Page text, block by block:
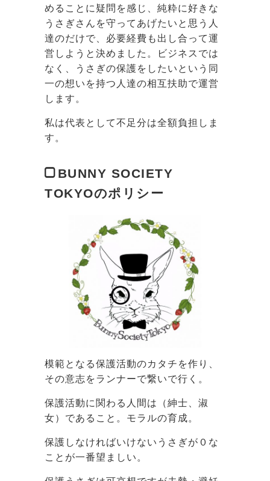
めることに疑問を感じ、純粋に好きな
うさぎさんを守ってあげたいと思う人
達のだけで、必要経費も出し合って運
営しようと決めました。ビジネスでは
なく、うさぎの保護をしたいという同
一の想いを持つ人達の相互扶助で運営
します。
私は代表として不足分は全額負担しま
す。
BUNNY SOCIETY
TOKYOのポリシー
模範となる保護活動のカタチを作り、
その意志をランナーで繋いで行く。
保護活動に関わる人間は（紳士、淑
女）であること。モラルの育成。
保護しなければいけないうさぎが０な
ことが一番望ましい。